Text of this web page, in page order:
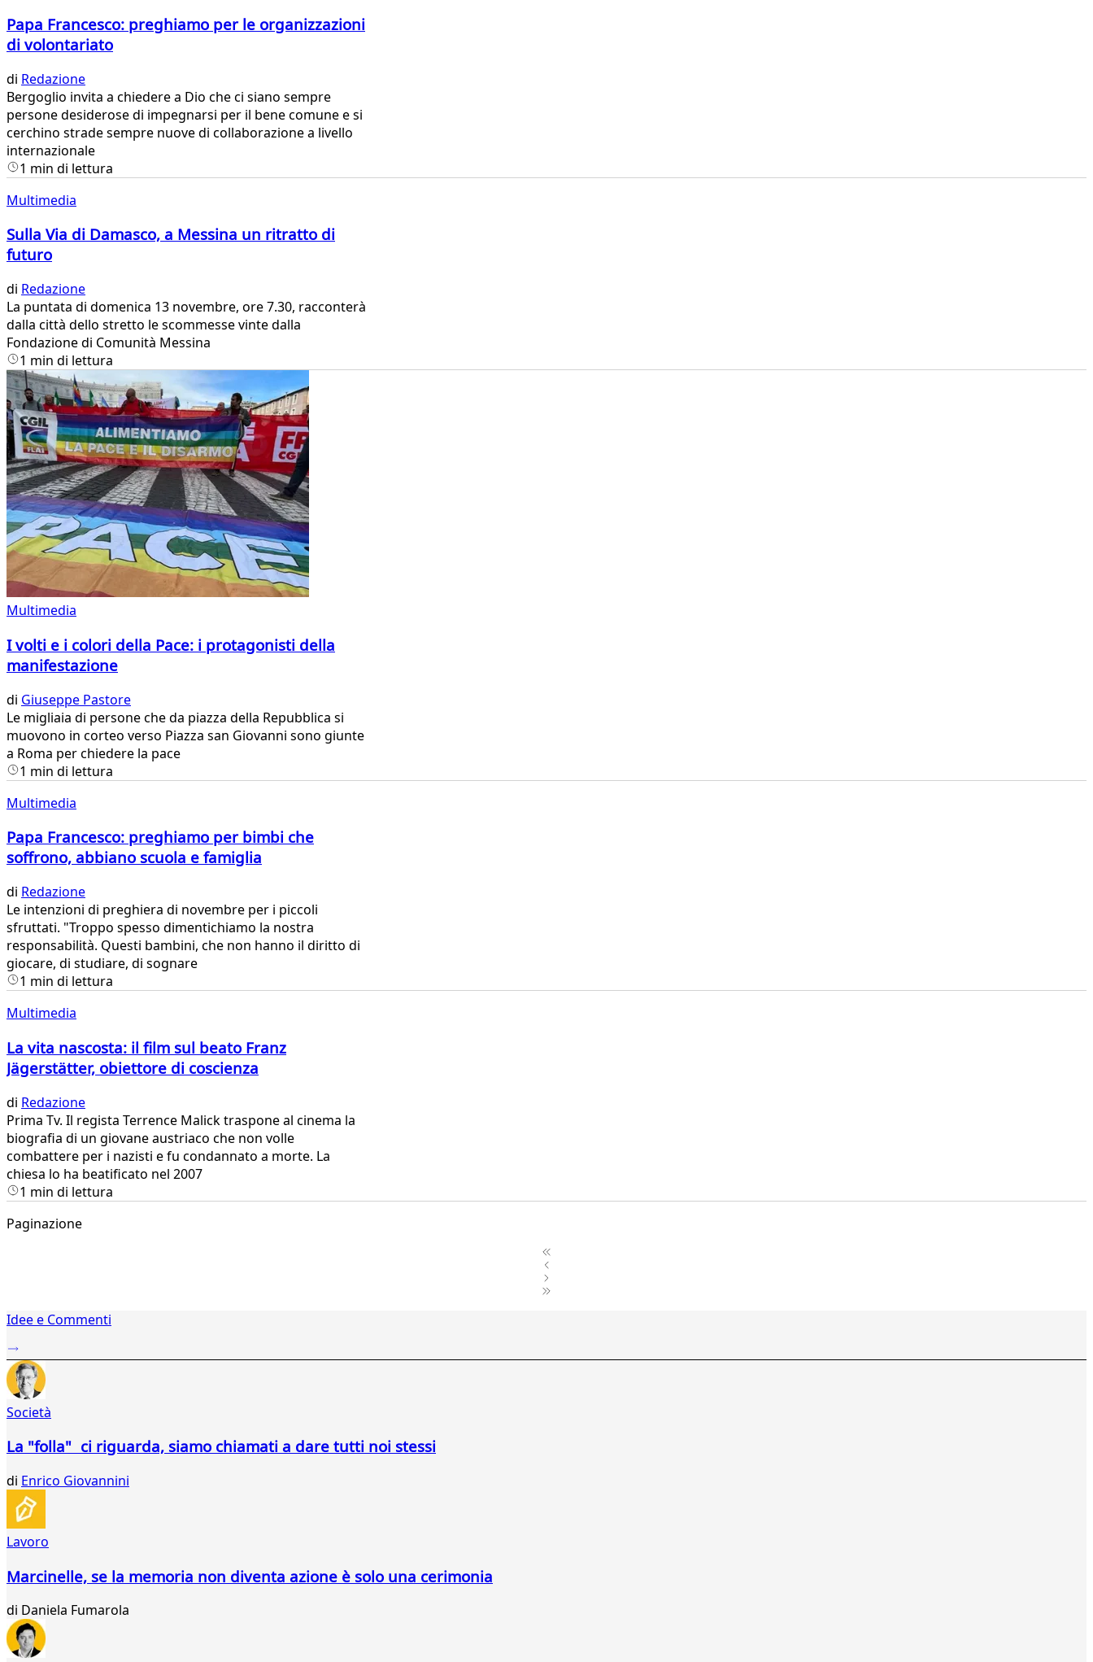
Papa Francesco: preghiamo per le organizzazioni
di volontariato
di Redazione
Bergoglio invita a chiedere a Dio che ci siano sempre
persone desiderose di impegnarsi per il bene comune e si
cerchino strade sempre nuove di collaborazione a livello
internazionale
1 min di lettura
Multimedia
Sulla Via di Damasco, a Messina un ritratto di
futuro
di Redazione
La puntata di domenica 13 novembre, ore 7.30, racconterà
dalla città dello stretto le scommesse vinte dalla
Fondazione di Comunità Messina
1 min di lettura
Multimedia
I volti e i colori della Pace: i protagonisti della
manifestazione
di Giuseppe Pastore
Le migliaia di persone che da piazza della Repubblica si
muovono in corteo verso Piazza san Giovanni sono giunte
a Roma per chiedere la pace
1 min di lettura
Multimedia
Papa Francesco: preghiamo per bimbi che
soffrono, abbiano scuola e famiglia
di Redazione
Le intenzioni di preghiera di novembre per i piccoli
sfruttati. "Troppo spesso dimentichiamo la nostra
responsabilità. Questi bambini, che non hanno il diritto di
giocare, di studiare, di sognare
1 min di lettura
Multimedia
La vita nascosta: il film sul beato Franz
Jägerstätter, obiettore di coscienza
di Redazione
Prima Tv. Il regista Terrence Malick traspone al cinema la
biografia di un giovane austriaco che non volle
combattere per i nazisti e fu condannato a morte. La
chiesa lo ha beatificato nel 2007
1 min di lettura
Paginazione
2
4
5
6
7
9
Idee e Commenti
Società
La "folla" ci riguarda, siamo chiamati a dare tutti noi stessi
di Enrico Giovannini
Lavoro
Marcinelle, se la memoria non diventa azione è solo una cerimonia
di Daniela Fumarola